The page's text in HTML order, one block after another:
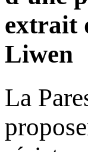
extrait
Liwen
La